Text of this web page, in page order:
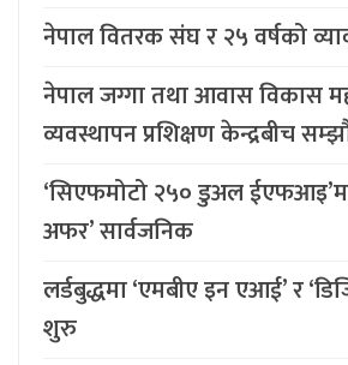
नेपाल वितरक संघ र २५ वर्षको
नेपाल जग्गा तथा आवास विकास
व्यवस्थापन प्रशिक्षण केन्द्रबीच
‘सिएफमोटो २५० डुअल
अफर’ सार्वजनिक
लर्डबुद्धमा ‘एमबीए इन एआई’ र
शुरु